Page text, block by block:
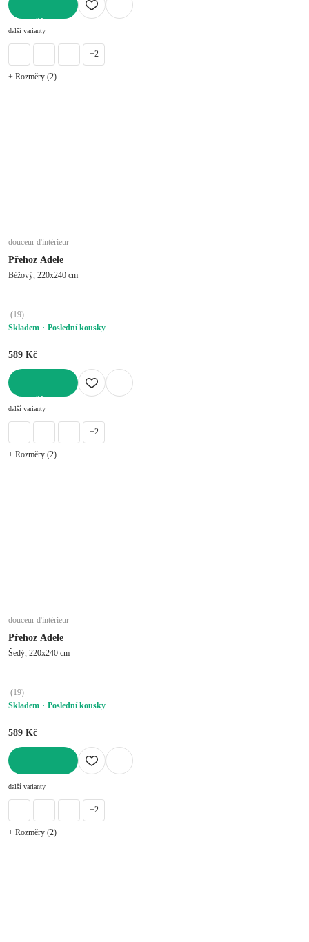
další varianty
+2
+ Rozměry (2)
douceur d'intérieur
Přehoz Adele
Béžový, 220x240 cm
(19)
Skladem
Poslední kousky
589 Kč
další varianty
+2
+ Rozměry (2)
douceur d'intérieur
Přehoz Adele
Šedý, 220x240 cm
(19)
Skladem
Poslední kousky
589 Kč
další varianty
+2
+ Rozměry (2)